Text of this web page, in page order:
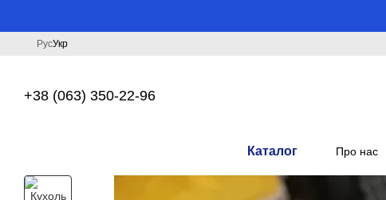
РусУкр
+38 (063) 350-22-96
Каталог Про нас